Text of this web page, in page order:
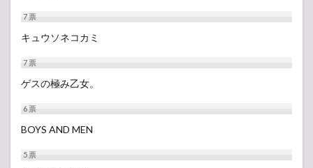
7票
キュウソネコカミ
7票
ゲスの極み乙女。
6票
BOYS AND MEN
5票